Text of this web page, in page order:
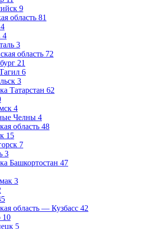
9
область 81
4
4
3
область 72
21
6
3
Татарстан 62
4
Челны 4
область 48
15
7
3
Башкортостан 47
3
область — Кузбасс 42
10
5